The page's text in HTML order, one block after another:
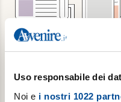
Uso responsabile dei
Noi e i nostri 1022
Abbonamento
dell'Infinito